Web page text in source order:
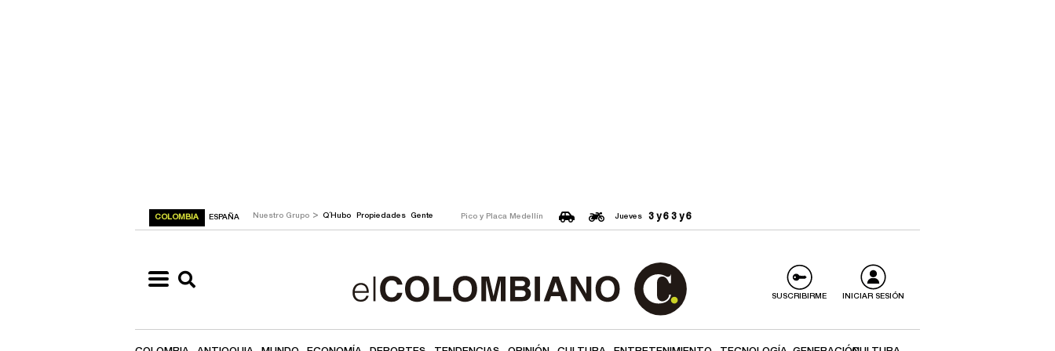
COLOMBIA ESPAÑA Nuestro Grupo > Q´Hubo Propiedades Gente Pico y Placa Medellín Jueves 3 y 63 y 6
SUSCRIBIRME INICIAR SESIÓN